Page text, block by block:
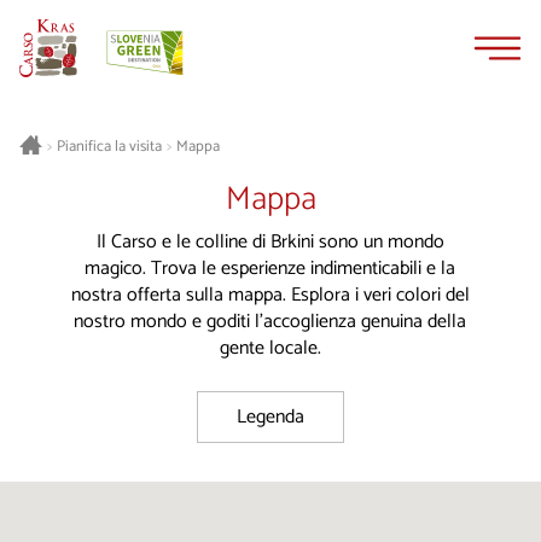
> Pianifica la visita> Mappa
Mappa
Il Carso e le colline di Brkini sono un mondo
magico. Trova le esperienze indimenticabili e la
nostra offerta sulla mappa. Esplora i veri colori del
nostro mondo e goditi l'accoglienza genuina della
gente locale.
Legenda